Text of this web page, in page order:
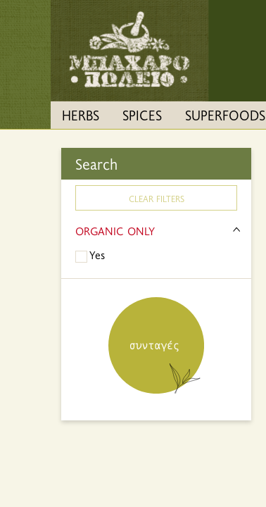
HERBS SPICES SUPERFOODS
Search
CLEAR FILTERS
ORGANIC ONLY
Yes